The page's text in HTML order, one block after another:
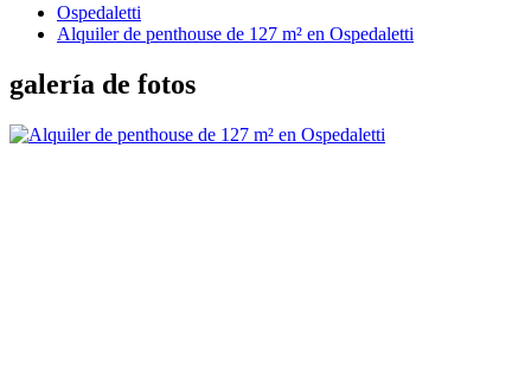
Ospedaletti
Alquiler de penthouse de 127 m² en Ospedaletti
galería de fotos